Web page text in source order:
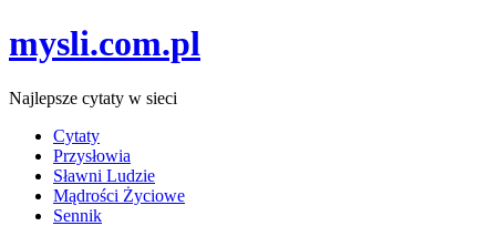
mysli.com.pl
Najlepsze cytaty w sieci
Cytaty
Przysłowia
Sławni Ludzie
Mądrości Życiowe
Sennik